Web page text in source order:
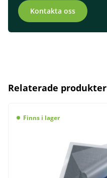
Kontakta oss
Relaterade produkter
Finns i lager